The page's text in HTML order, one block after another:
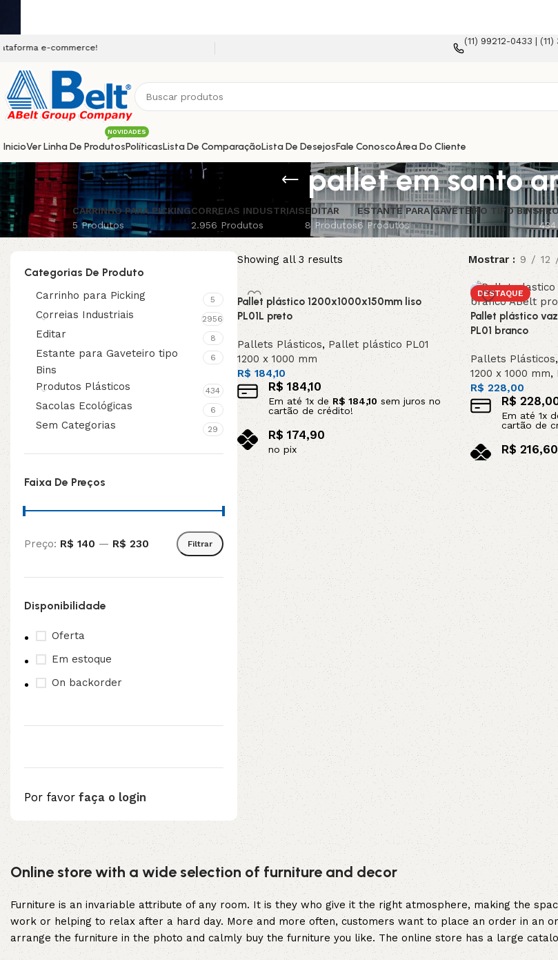
commerce!
(11) 99212-0433 |
InicioVer Linha De Produtos
NOVIDADES
3L 5V 5VX
A B BX
PJ PJ
SPB
XPA XPZ ZX
PolíticasLista De ComparaçãoLista De DesejosFale ConoscoÁrea Do Cliente
pallet em santo
CARRINHO PARA PICKING
5 Produtos
CORREIAS INDUSTRIAIS
2.956 Produtos
EDITAR
8 Produtos
ESTANTE PARA GAVETEIRO TIPO BINS
6 Produtos
Categorias De Produto
Carrinho para Picking 5
Correias Industriais 2956
Editar 8
Estante para Gaveteiro tipo
Bins
6
Produtos Plásticos 434
Sacolas Ecológicas 6
Sem Categorias 29
Faixa De Preços
Filtrar
Preço: R$ 140 — R$ 230
Disponibilidade
Oferta
Em estoque
On backorder
Por favor faça o login
Upholstered chair
Discount 10%
Shop Now
Showing all 3 results Mostrar 9 12
Pallet plástico 1200x1000x150mm liso
PL01L preto
Pallets Plásticos,Pallet plástico PL01
1200 x 1000 mm
R$184,10
R$ 184,10
Em até1x deR$184,10sem juros no
cartão de crédito!
R$ 174,90
no pix
Adicionar ao carrinho
DESTAQUE
Pallet plástico
PL01 branco
Pallets Plásticos,
1200 x 1000 mm,
R$228,00
R$
Em até1x
cartão de
R$ 216,60
no pix
Adicionar ao
Online store with a wide selection of furniture and decor
Furniture is an invariable attribute of any room. It is they who give it the right atmosphere, making the
work or helping to relax after a hard day. More and more often, customers want to place an order in an
arrange the furniture in the photo and calmly buy the furniture you like. The online store has a large